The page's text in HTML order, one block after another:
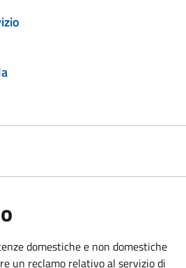
domestiche e non domestiche
un reclamo relativo al servizio di